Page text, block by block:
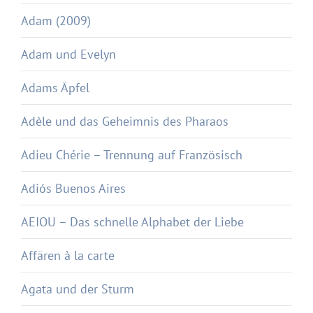
Adam (2009)
Adam und Evelyn
Adams Äpfel
Adèle und das Geheimnis des Pharaos
Adieu Chérie – Trennung auf Französisch
Adiós Buenos Aires
AEIOU – Das schnelle Alphabet der Liebe
Affären à la carte
Agata und der Sturm